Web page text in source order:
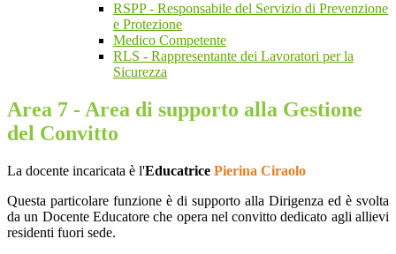
RSPP - Responsabile del Servizio di Prevenzione
e Protezione
Medico Competente
RLS - Rappresentante dei Lavoratori per la
Sicurezza
Area 7 - Area di supporto alla Gestione
del Convitto
La docente incaricata è l'Educatrice Pierina Ciraolo
Questa particolare funzione è di supporto alla Dirigenza ed è svolta
da un Docente Educatore che opera nel convitto dedicato agli allievi
residenti fuori sede.